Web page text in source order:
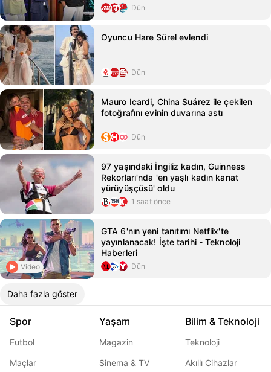
Dün
Oyuncu Hare Sürel evlendi
Dün
Mauro Icardi, China Suárez ile çekilen
fotoğrafını evinin duvarına astı
Dün
97 yaşındaki İngiliz kadın, Guinness
Rekorları'nda 'en yaşlı kadın kanat
yürüyüşçüsü' oldu
1 saat önce
Video
GTA 6'nın yeni tanıtımı Netflix'te
yayınlanacak! İşte tarihi - Teknoloji
Haberleri
Dün
Daha fazla göster
Spor
Futbol
Maçlar
Yaşam
Magazin
Sinema & TV
Bilim & Teknoloji
Teknoloji
Akıllı Cihazlar